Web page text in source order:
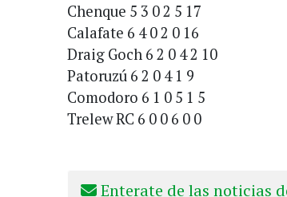
Chenque 5 3 0 2 5 17
Calafate 6 4 0 2 0 16
Draig Goch 6 2 0 4 2 10
Patoruzú 6 2 0 4 1 9
Comodoro 6 1 0 5 1 5
Trelew RC 6 0 0 6 0 0
Enterate de las noticias